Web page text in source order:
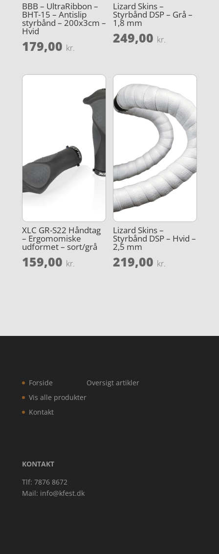
BBB – UltraRibbon –
BHT-15 – Antislip
styrbånd – 200x3cm –
Hvid
179,00 kr.
Lizard Skins –
Styrbånd DSP – Grå –
1,8 mm
249,00 kr.
XLC GR-S22 Håndtag
– Ergomomiske
udformet – sort/grå
159,00 kr.
Lizard Skins –
Styrbånd DSP – Hvid –
2,5 mm
219,00 kr.
Forside
Vis alle produkter
Kontakt
Oversigt artikler
KONTAKT
Tlf: 7876 8672
Mail: info@kfest.dk